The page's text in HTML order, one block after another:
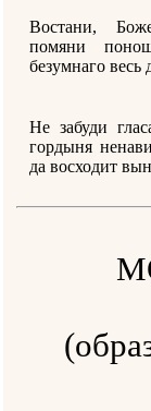
Востани,
помяни
безумнаго весь
Не забуди
гордыня
да восходит